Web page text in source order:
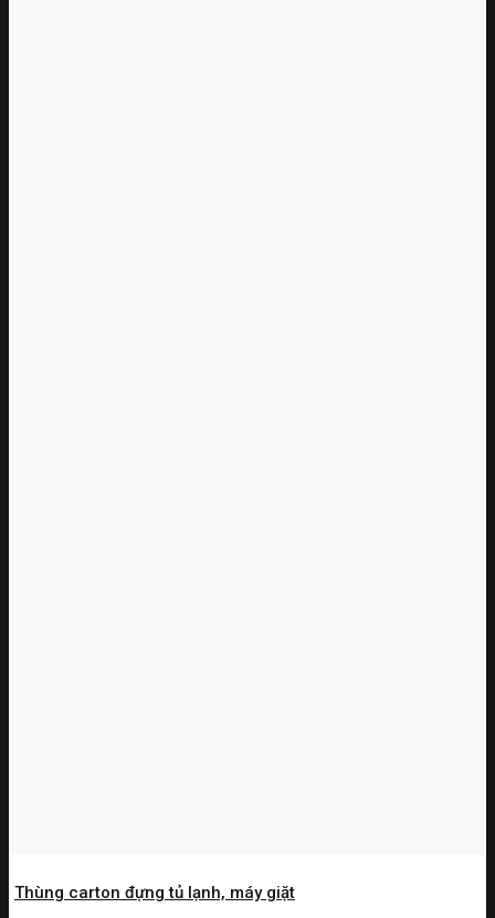
Thùng carton đựng tủ lạnh, máy giặt